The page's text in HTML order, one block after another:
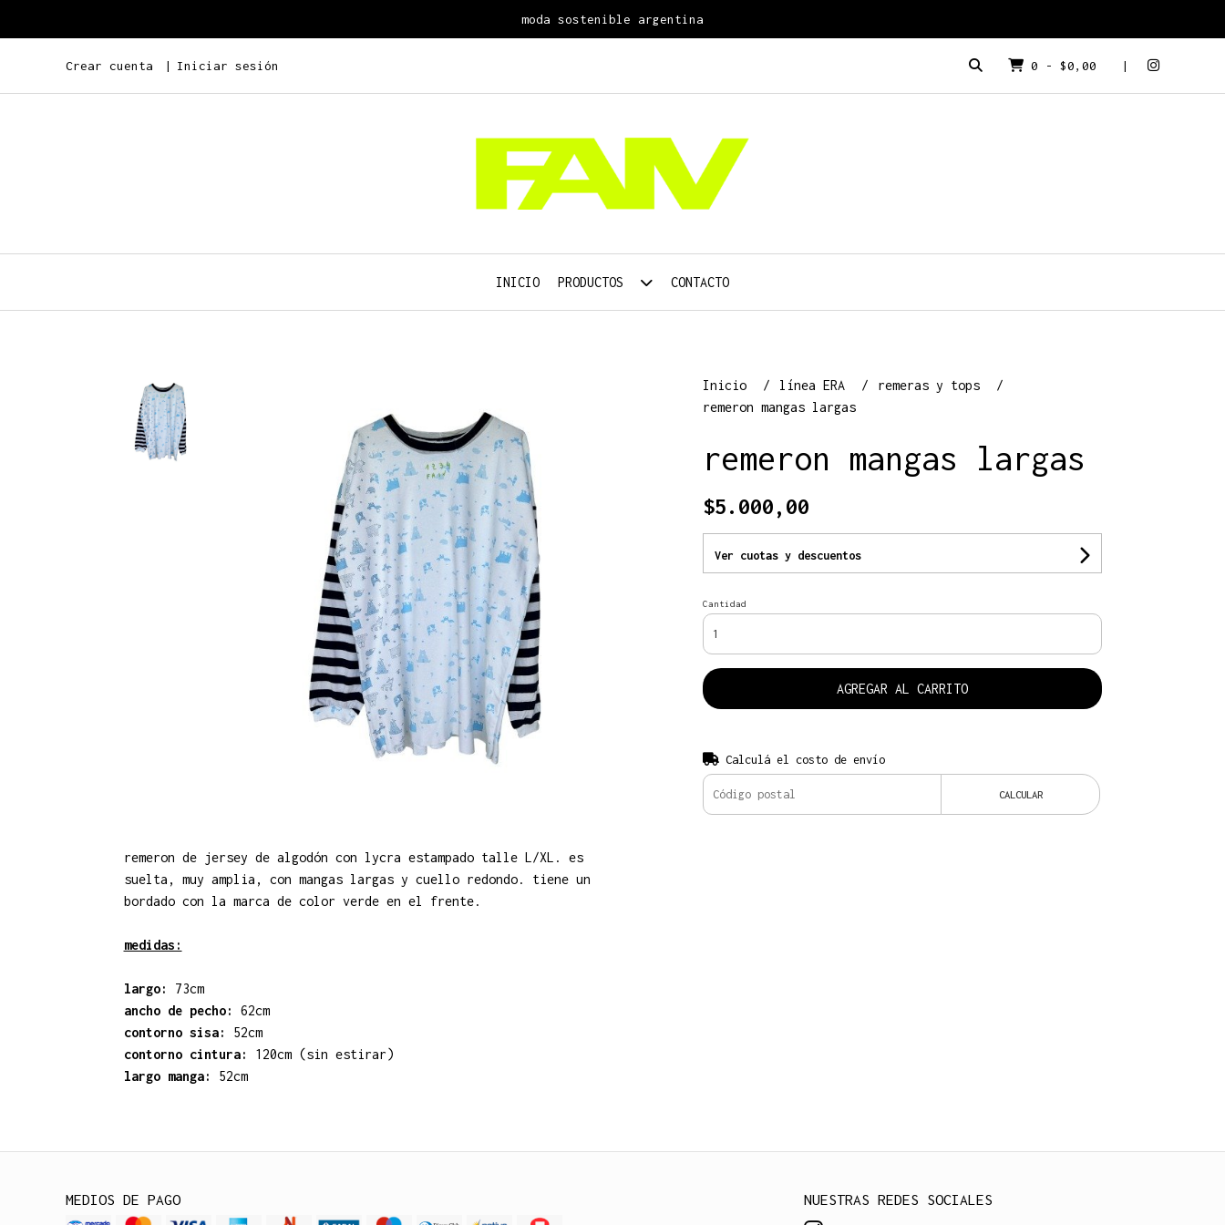
moda sostenible argentina
Crear cuenta Iniciar sesión 0 - $0,00
INICIO PRODUCTOS CONTACTO
remeron de jersey de algodón con lycra estampado talle L/XL. es
suelta, muy amplia, con mangas largas y cuello redondo. tiene un
bordado con la marca de color verde en el frente.
medidas:
largo:
73cm
ancho de pecho:
62cm
contorno sisa:
52cm
contorno cintura:
120cm (sin estirar)
largo manga:
52cm
Inicio línea ERA
remeras y tops
remeron mangas largas
remeron mangas largas
$5.000,00
Ver cuotas y descuentos
Cantidad
AGREGAR AL CARRITO
Calculá el costo de envío
CALCULAR
MEDIOS DE PAGO NUESTRAS REDES SOCIALES